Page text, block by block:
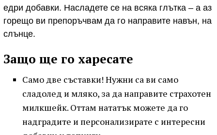
едри добавки. Насладете се на всяка глътка – а аз
горещо ви препоръчвам да го направите навън, на
слънце.
Защо ще го харесате
Само две съставки! Нужни са ви само
сладолед и мляко, за да направите страхотен
милкшейк. Оттам нататък можете да го
надградите и персонализирате с интересни